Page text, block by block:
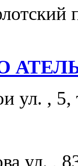
ул. , 5,
ул. ,